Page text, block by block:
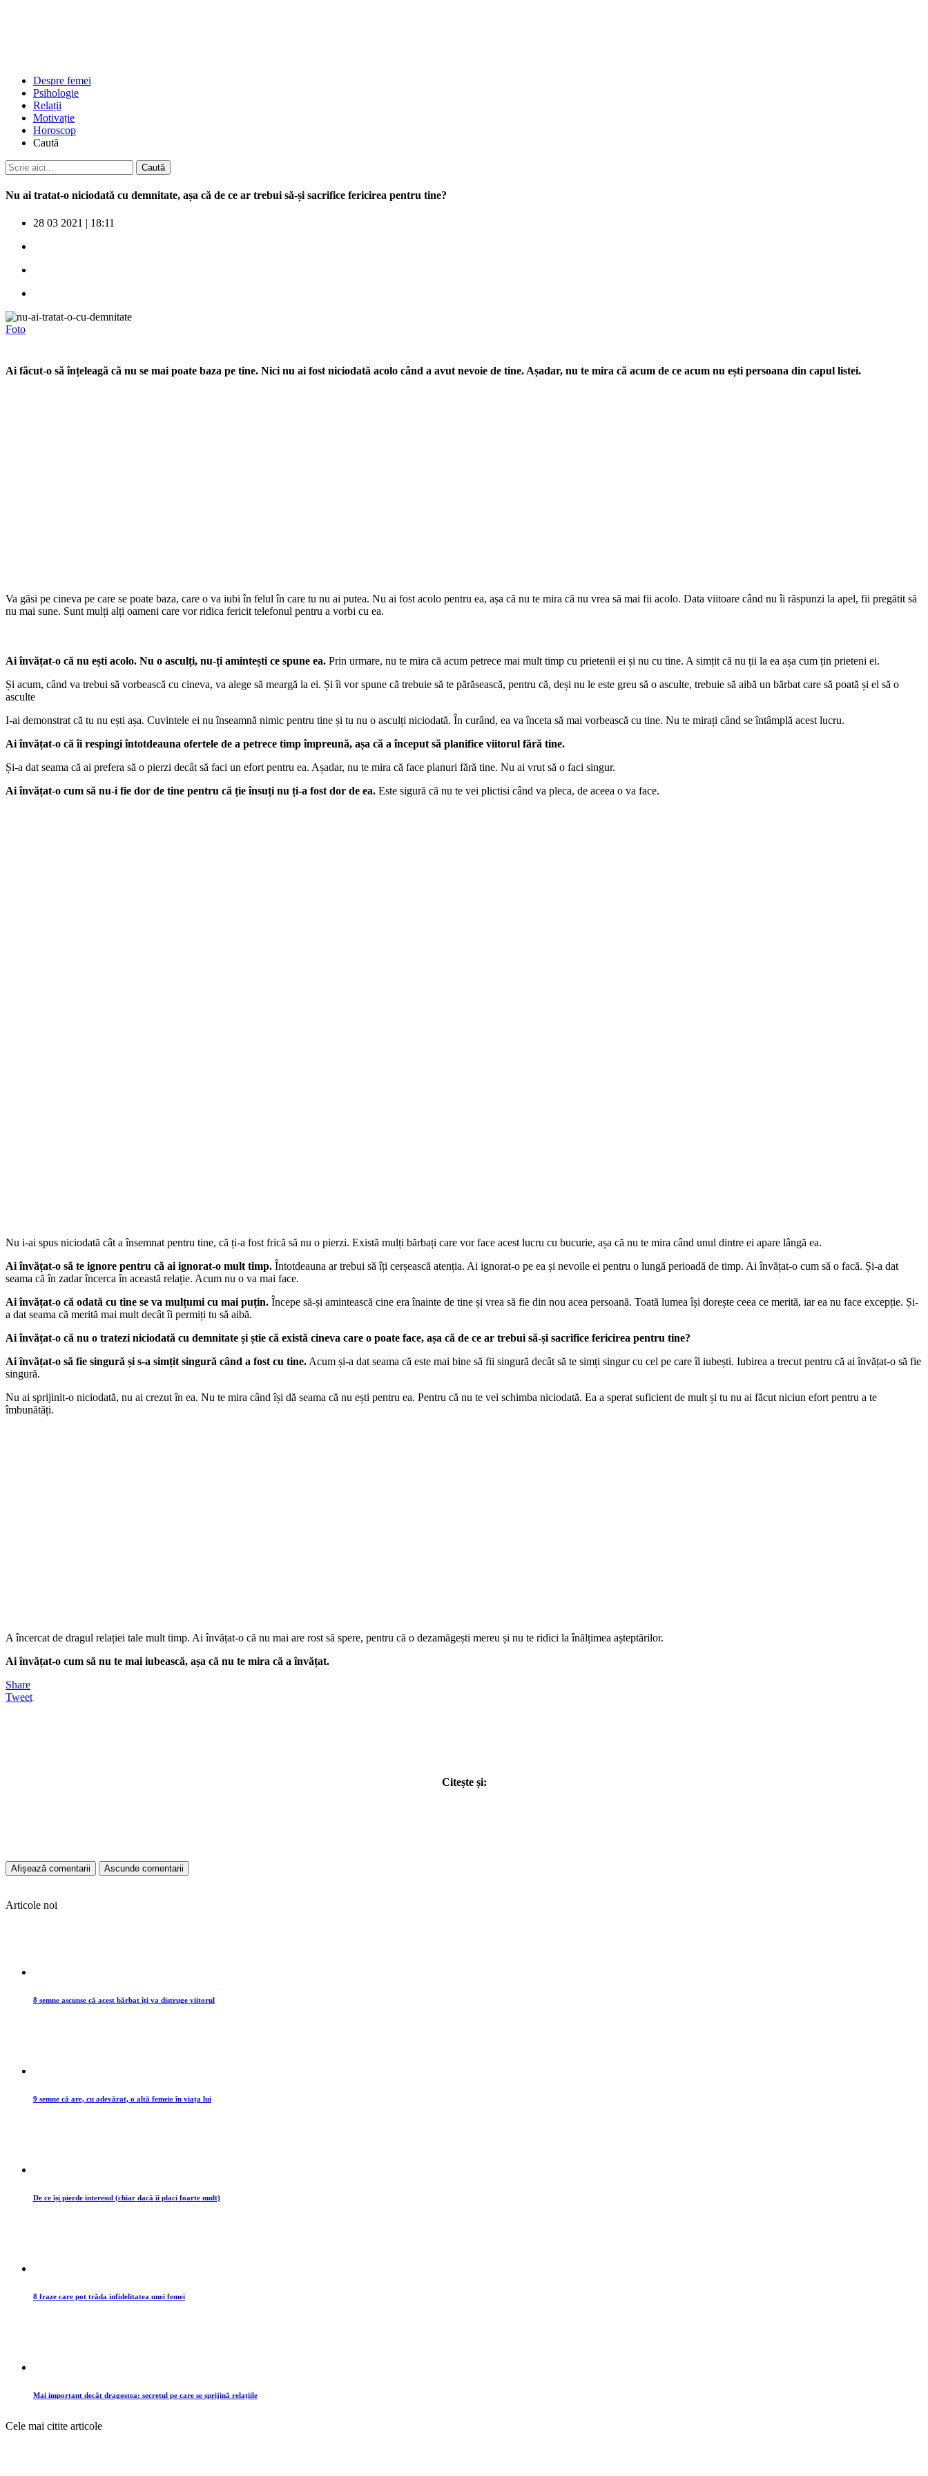
Despre femei
Psihologie
Relații
Motivație
Horoscop
Caută
Nu ai tratat-o niciodată cu demnitate, așa că de ce ar trebui să-și sacrifice fericirea pentru tine?
28 03 2021 | 18:11
Foto
Ai făcut-o să înțeleagă că nu se mai poate baza pe tine. Nici nu ai fost niciodată acolo când a avut nevoie de tine. Așadar, nu te mira că acum de ce acum nu ești persoana din capul listei.
Va găsi pe cineva pe care se poate baza, care o va iubi în felul în care tu nu ai putea. Nu ai fost acolo pentru ea, așa că nu te mira că nu vrea să mai fii acolo. Data viitoare când nu îi răspunzi la apel, fii pregătit să
nu mai sune. Sunt mulți alți oameni care vor ridica fericit telefonul pentru a vorbi cu ea.
Ai învățat-o că nu ești acolo. Nu o asculți, nu-ți amintești ce spune ea. Prin urmare, nu te mira că acum petrece mai mult timp cu prietenii ei și nu cu tine. A simțit că nu ții la ea așa cum țin prieteni ei.
Și acum, când va trebui să vorbească cu cineva, va alege să meargă la ei. Și îi vor spune că trebuie să te părăsească, pentru că, deși nu le este greu să o asculte, trebuie să aibă un bărbat care să poată și el să o
asculte
I-ai demonstrat că tu nu ești așa. Cuvintele ei nu înseamnă nimic pentru tine și tu nu o asculți niciodată. În curând, ea va înceta să mai vorbească cu tine. Nu te mirați când se întâmplă acest lucru.
Ai învățat-o că îi respingi întotdeauna ofertele de a petrece timp împreună, așa că a început să planifice viitorul fără tine.
Și-a dat seama că ai prefera să o pierzi decât să faci un efort pentru ea. Așadar, nu te mira că face planuri fără tine. Nu ai vrut să o faci singur.
Ai învățat-o cum să nu-i fie dor de tine pentru că ție însuți nu ți-a fost dor de ea. Este sigură că nu te vei plictisi când va pleca, de aceea o va face.
Nu i-ai spus niciodată cât a însemnat pentru tine, că ți-a fost frică să nu o pierzi. Există mulți bărbați care vor face acest lucru cu bucurie, așa că nu te mira când unul dintre ei apare lângă ea.
Ai învățat-o să te ignore pentru că ai ignorat-o mult timp. Întotdeauna ar trebui să îți cerșească atenția. Ai ignorat-o pe ea și nevoile ei pentru o lungă perioadă de timp. Ai învățat-o cum să o facă. Și-a dat
seama că în zadar încerca în această relație. Acum nu o va mai face.
Ai învățat-o că odată cu tine se va mulțumi cu mai puțin. Începe să-și amintească cine era înainte de tine și vrea să fie din nou acea persoană. Toată lumea își dorește ceea ce merită, iar ea nu face excepție. Și-
a dat seama că merită mai mult decât îi permiți tu să aibă.
Ai învățat-o că nu o tratezi niciodată cu demnitate și știe că există cineva care o poate face, așa că de ce ar trebui să-și sacrifice fericirea pentru tine?
Ai învățat-o să fie singură și s-a simțit singură când a fost cu tine. Acum și-a dat seama că este mai bine să fii singură decât să te simți singur cu cel pe care îl iubești. Iubirea a trecut pentru că ai învățat-o să fie
singură.
Nu ai sprijinit-o niciodată, nu ai crezut în ea. Nu te mira când își dă seama că nu ești pentru ea. Pentru că nu te vei schimba niciodată. Ea a sperat suficient de mult și tu nu ai făcut niciun efort pentru a te
îmbunătăți.
A încercat de dragul relației tale mult timp. Ai învățat-o că nu mai are rost să spere, pentru că o dezamăgești mereu și nu te ridici la înălțimea așteptărilor.
Ai învățat-o cum să nu te mai iubească, așa că nu te mira că a învățat.
Share
Tweet
Citește și:
Afișează comentarii Ascunde comentarii
Articole noi
8 semne ascunse că acest bărbat îți va distruge viitorul
9 semne că are, cu adevărat, o altă femeie în viața lui
De ce își pierde interesul (chiar dacă îi placi foarte mult)
8 fraze care pot trăda infidelitatea unei femei
Mai important decât dragostea: secretul pe care se sprijină relațiile
Cele mai citite articole